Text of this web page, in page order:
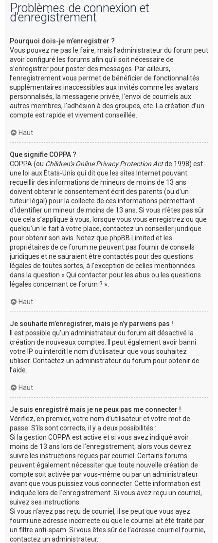
Problèmes de connexion et
d’enregistrement
Pourquoi dois-je m’enregistrer ?
Vous pouvez ne pas le faire, mais l’administrateur du forum peut
avoir configuré les forums afin qu’il soit nécessaire de
s’enregistrer pour poster des messages. Par ailleurs,
l’enregistrement vous permet de bénéficier de fonctionnalités
supplémentaires inaccessibles aux invités comme les avatars
personnalisés, la messagerie privée, l’envoi de courriels aux
autres membres, l’adhésion à des groupes, etc. La création d’un
compte est rapide et vivement conseillée.
Haut
Que signifie COPPA ?
COPPA (ou Children’s Online Privacy Protection Actde 1998) est
une loi aux États-Unis qui dit que les sites Internet pouvant
recueillir des informations de mineurs de moins de 13 ans
doivent obtenir le consentement écrit des parents (ou d’un
tuteur légal) pour la collecte de ces informations permettant
d’identifier un mineur de moins de 13 ans. Si vous n’êtes pas sûr
que cela s’applique à vous, lorsque vous vous enregistrez ou que
quelqu’un le fait à votre place, contactez un conseiller juridique
pour obtenir son avis. Notez que phpBB Limited et les
propriétaires de ce forum ne peuvent pas fournir de conseils
juridiques et ne sauraient être contactés pour des questions
légales de toutes sortes, à l’exception de celles mentionnées
dans la question « Qui contacter pour les abus ou les questions
légales concernant ce forum ? ».
Haut
Je souhaite m’enregistrer, mais je n’y parviens pas !
Il est possible qu’un administrateur du forum ait désactivé la
création de nouveaux comptes. Il peut également avoir banni
votre IP ou interdit le nom d’utilisateur que vous souhaitez
utiliser. Contactez un administrateur du forum pour obtenir de
l’aide.
Haut
Je suis enregistré mais je ne peux pas me connecter !
Vérifiez, en premier, votre nom d’utilisateur et votre mot de
passe. S’ils sont corrects, il y a deux possibilités :
Si la gestion COPPA est active et si vous avez indiqué avoir
moins de 13 ans lors de l’enregistrement, alors vous devrez
suivre les instructions reçues par courriel. Certains forums
peuvent également nécessiter que toute nouvelle création de
compte soit activée par vous-même ou par un administrateur
avant que vous puissiez vous connecter. Cette information est
indiquée lors de l’enregistrement. Si vous avez reçu un courriel,
suivez ses instructions.
Si vous n’avez pas reçu de courriel, il se peut que vous ayez
fourni une adresse incorrecte ou que le courriel ait été traité par
un filtre anti-spam. Si vous êtes sûr de l’adresse courriel fournie,
contactez un administrateur.